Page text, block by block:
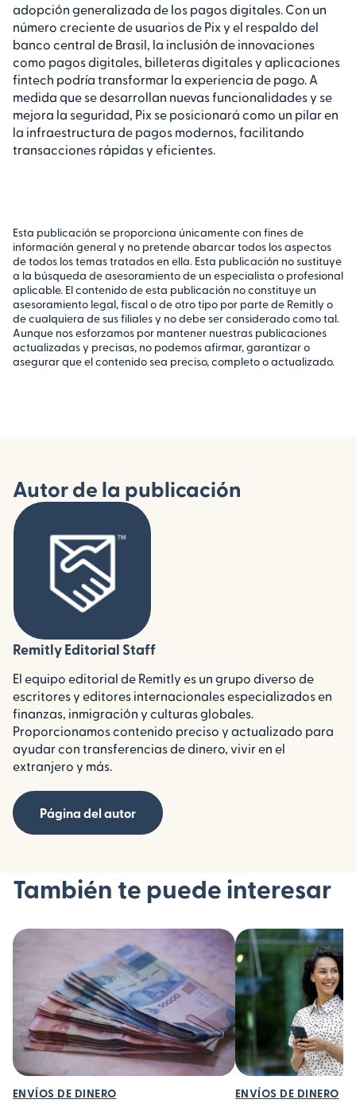
adopción generalizada de los pagos digitales. Con un
número creciente de usuarios de Pix y el respaldo del
banco central de Brasil, la inclusión de innovaciones
como pagos digitales, billeteras digitales y aplicaciones
fintech podría transformar la experiencia de pago. A
medida que se desarrollan nuevas funcionalidades y se
mejora la seguridad, Pix se posicionará como un pilar en
la infraestructura de pagos modernos, facilitando
transacciones rápidas y eficientes.
Esta publicación se proporciona únicamente con fines de
información general y no pretende abarcar todos los aspectos
de todos los temas tratados en ella. Esta publicación no sustituye
a la búsqueda de asesoramiento de un especialista o profesional
aplicable. El contenido de esta publicación no constituye un
asesoramiento legal, fiscal o de otro tipo por parte de Remitly o
de cualquiera de sus filiales y no debe ser considerado como tal.
Aunque nos esforzamos por mantener nuestras publicaciones
actualizadas y precisas, no podemos afirmar, garantizar o
asegurar que el contenido sea preciso, completo o actualizado.
Autor de la publicación
Remitly Editorial Staff
El equipo editorial de Remitly es un grupo diverso de
escritores y editores internacionales especializados en
finanzas, inmigración y culturas globales.
Proporcionamos contenido preciso y actualizado para
ayudar con transferencias de dinero, vivir en el
extranjero y más.
Página del autor
También te puede interesar
ENVÍOS DE DINERO ENVÍOS DE DINERO